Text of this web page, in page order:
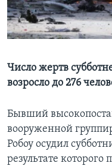
Learning English
Языки
Число жертв
возросло до 276
Бывший
вооруженной
Робоу осудил
результате которого